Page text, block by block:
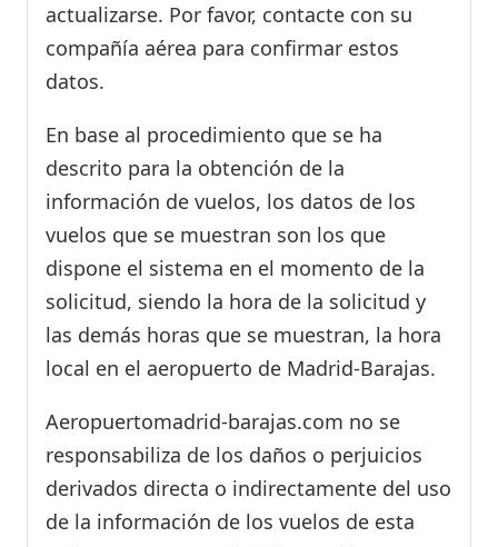
actualizarse. Por favor, contacte con su
compañía aérea para confirmar estos
datos.
En base al procedimiento que se ha
descrito para la obtención de la
información de vuelos, los datos de los
vuelos que se muestran son los que
dispone el sistema en el momento de la
solicitud, siendo la hora de la solicitud y
las demás horas que se muestran, la hora
local en el aeropuerto de Madrid-Barajas.
Aeropuertomadrid-barajas.com no se
responsabiliza de los daños o perjuicios
derivados directa o indirectamente del uso
de la información de los vuelos de esta